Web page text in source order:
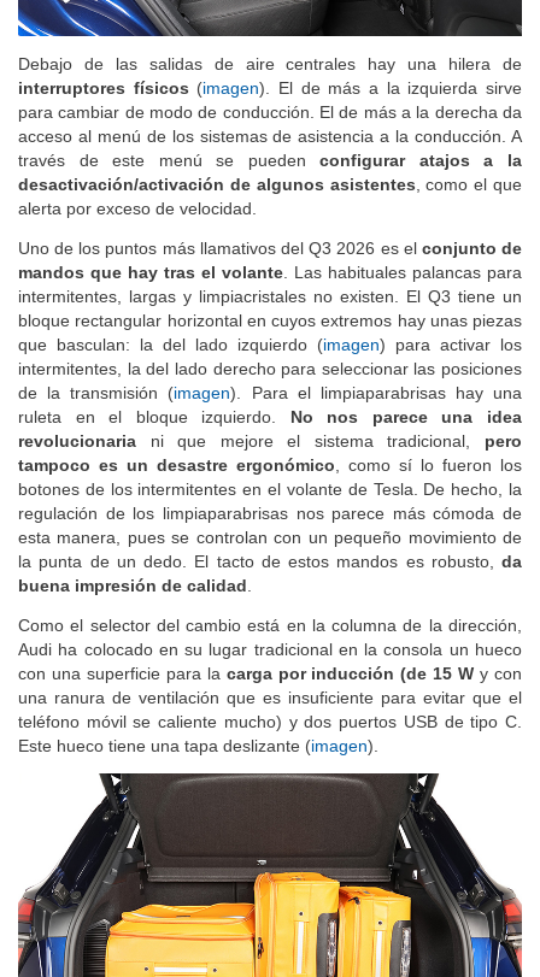
Debajo de las salidas de aire centrales hay una hilera de
interruptores físicos (imagen). El de más a la izquierda sirve
para cambiar de modo de conducción. El de más a la derecha da
acceso al menú de los sistemas de asistencia a la conducción. A
través de este menú se puedenconfigurar atajos a la
desactivación/activación de algunos asistentes, como el que
alerta por exceso de velocidad.
Uno de los puntos más llamativos del Q3 2026 es el conjunto de
mandos que hay tras el volante. Las habituales palancas para
intermitentes, largas y limpiacristales no existen. El Q3 tiene un
bloque rectangular horizontal en cuyos extremos hay unas piezas
que basculan: la del lado izquierdo (imagen) para activar los
intermitentes, la del lado derecho para seleccionar las posiciones
de la transmisión (imagen). Para el limpiaparabrisas hay una
ruleta en el bloque izquierdo. No nos parece una idea
revolucionaria ni que mejore el sistema tradicional, pero
tampoco es un desastre ergonómico, como sí lo fueron los
botones de los intermitentes en el volante de Tesla. De hecho, la
regulación de los limpiaparabrisas nos parece más cómoda de
esta manera, pues se controlan con un pequeño movimiento de
la punta de un dedo. El tacto de estos mandos es robusto, da
buena impresión de calidad.
Como el selector del cambio está en la columna de la dirección,
Audi ha colocado en su lugar tradicional en la consola un hueco
con una superficie para la carga por inducción (de 15 W y con
una ranura de ventilación que es insuficiente para evitar que el
teléfono móvil se caliente mucho) y dos puertos USB de tipo C.
Este hueco tiene una tapa deslizante (imagen).